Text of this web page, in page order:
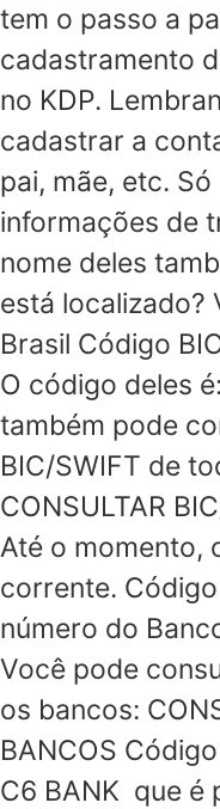
tem o passo a
cadastramento
no KDP.
cadastrar a
pai, mãe, etc.
informações de
nome deles
está localizado?
Brasil Código
O código deles
também pode
BIC/SWIFT de
CONSULTAR
Até o momento,
corrente.
número do
Você pode
os bancos:
BANCOS
C6 BANK que é